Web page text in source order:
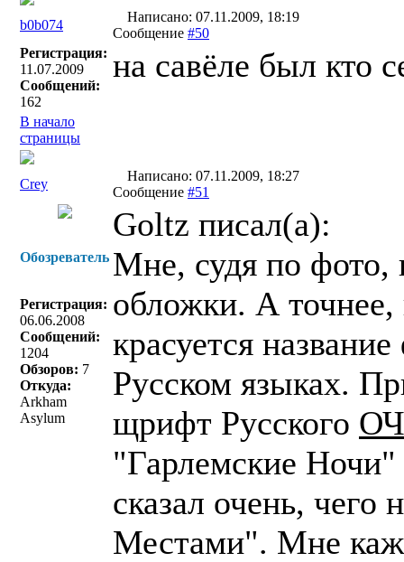
b0b074
Написано: 07.11.2009, 18:19
Сообщение #50
Регистрация:
11.07.2009
Сообщений:
162
на савёле был кто
В начало
страницы
Crey
Написано: 07.11.2009, 18:27
Сообщение #51
Обозреватель
Регистрация:
06.06.2008
Сообщений:
1204
Обзоров: 7
Откуда:
Arkham
Asylum
Goltz писал(a):
Мне, судя по фото,
обложки. А точнее,
красуется
Русском языках.
щрифт Русского
"Гарлемские
сказал очень,
Местами". Мне